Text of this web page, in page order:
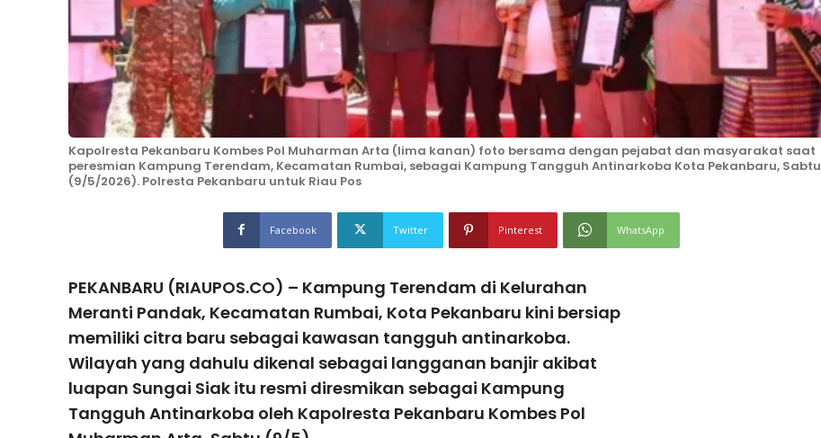
Kapolresta Pekanbaru Kombes Pol Muharman Arta (lima kanan) foto bersama dengan pejabat dan masyarakat saat
peresmian Kampung Terendam, Kecamatan Rumbai, sebagai Kampung Tangguh Antinarkoba Kota Pekanbaru, Sabtu
(9/5/2026). Polresta Pekanbaru untuk Riau Pos
Facebook Twitter Pinterest WhatsApp
PEKANBARU (RIAUPOS.CO) – Kampung Terendam di Kelurahan
Meranti Pandak, Kecamatan Rumbai, Kota Pekanbaru kini bersiap
memiliki citra baru sebagai kawasan tangguh antinarkoba.
Wilayah yang dahulu dikenal sebagai langganan banjir akibat
luapan Sungai Siak itu resmi diresmikan sebagai Kampung
Tangguh Antinarkoba oleh Kapolresta Pekanbaru Kombes Pol